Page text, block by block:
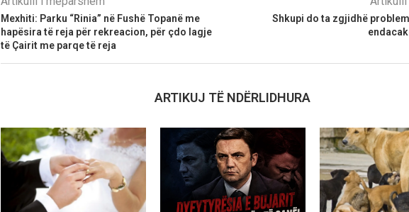
Mexhiti: Parku “Rinia” në Fushë Topanë me
hapësira të reja për rekreacion, për çdo lagje
të Çairit me parqe të reja
Shkupi do ta zgjidhë
ARTIKUJ TË NDËRLIDHURA